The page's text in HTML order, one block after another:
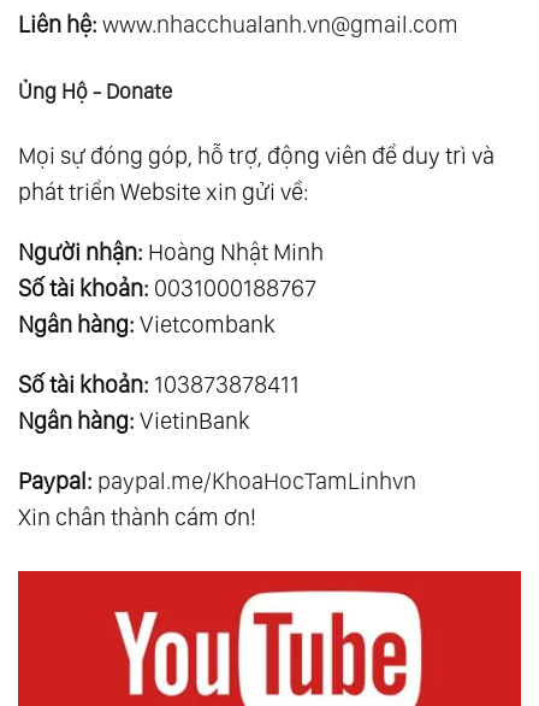
Liên hệ: www.nhacchualanh.vn@gmail.com
Ủng Hộ - Donate
Mọi sự đóng góp, hỗ trợ, động viên để duy trì và
phát triển Website xin gửi về:
Người nhận: Hoàng Nhật Minh
Số tài khoản: 0031000188767
Ngân hàng: Vietcombank
Số tài khoản: 103873878411
Ngân hàng: VietinBank
Paypal: paypal.me/KhoaHocTamLinhvn
Xin chân thành cám ơn!